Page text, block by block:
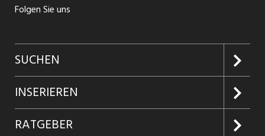
Folgen Sie uns
SUCHEN
Jobs suchen
Jobabo
INSERIEREN
Kundenlogin
RATGEBER